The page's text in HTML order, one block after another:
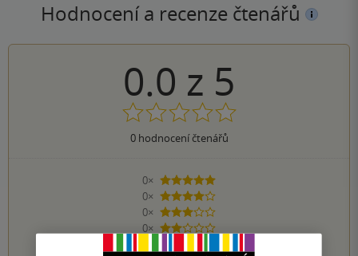
Hodnocení a recenze čtenářů
0.0 z 5
0hodnocení čtenářů
0×
5 hvězdiček
0×
4 hvězdičky
0×
3 hvězdičky
0×
2 hvězdičky